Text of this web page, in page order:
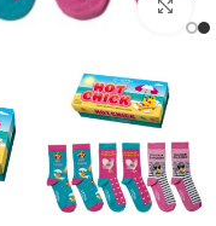
לחצו להגדלה